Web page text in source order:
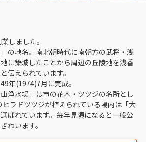
しました。
の地名。南北朝時代に南朝方の武将・浅
に築城したことから周辺の丘陵地を浅香
伝えられています。
年(1974)7月に完成。
浄水場」は市の花木・ツツジの名所とし
ラドツツジが植えられている場内は「大
ばれています。毎年見頃になると一般公
わいます。